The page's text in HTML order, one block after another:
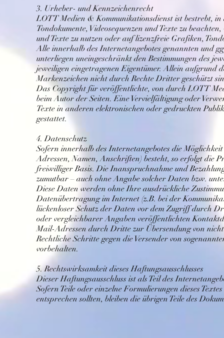
3. Urheber- und Kennzeichenrecht
LOTT Medien & Kommunikationsdienst ist bestrebt,
Tondokumente, Videosequenzen und Texte zu
und Texte zu nutzen oder auf lizenzfreie Grafiken,
Alle innerhalb des Internetangebotes genannten und
unterliegen uneingeschränkt den Bestimmungen des
jeweiligen eingetragenen Eigentümer. Allein aufgrund
Markenzeichen nicht durch Rechte Dritter geschützt
Das Copyright für veröffentlichte, von durch LOTT
beim Autor der Seiten. Eine Vervielfältigung oder
Texte in anderen elektronischen oder gedruckten
gestattet.
4. Datenschutz
Sofern innerhalb des Internetangebotes die
Adressen, Namen, Anschriften) besteht, so erfolgt die
freiwilliger Basis. Die Inanspruchnahme und
zumutbar – auch ohne Angabe solcher Daten bzw.
Diese Daten werden ohne Ihre ausdrückliche
Datenübertragung im Internet (z.B. bei der
lückenloser Schutz der Daten vor dem Zugriff durch
oder vergleichbarer Angaben veröffentlichten
Mail-Adressen durch Dritte zur Übersendung von
Rechtliche Schritte gegen die Versender von
vorbehalten.
5. Rechtswirksamkeit dieses Haftungsausschlusses
Dieser Haftungsausschluss ist als Teil des
Sofern Teile oder einzelne Formulierungen dieses
entsprechen sollten, bleiben die übrigen Teile des